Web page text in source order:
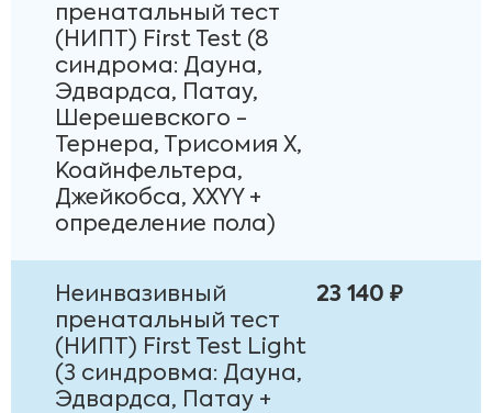
пренатальный тест
(НИПТ) First Test (8
синдрома: Дауна,
Эдвардса, Патау,
Шерешевского -
Тернера, Трисомия Х,
Коайнфельтера,
Джейкобса, XXYY +
определение пола)
Неинвазивный
пренатальный тест
(НИПТ) First Test Light
(3 синдровма: Дауна,
Эдвардса, Патау +
23 140 ₽